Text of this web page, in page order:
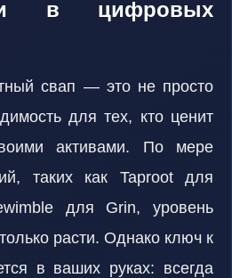
в цифровых
свап — это не просто
для тех, кто ценит
активами. По мере
таких как Taproot для
для Grin, уровень
расти. Однако ключ к
в ваших руках: всегда